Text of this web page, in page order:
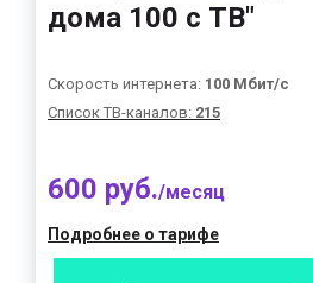
дома 100 с ТВ"
Скорость интернета: 100 Мбит/с
Список ТВ-каналов: 215
600 руб./месяц
Подробнее о тарифе